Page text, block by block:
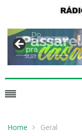
Home Geral